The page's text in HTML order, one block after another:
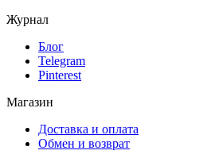
Журнал
Блог
Telegram
Pinterest
Магазин
Доставка и оплата
Обмен и возврат